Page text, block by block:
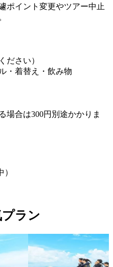
ポイント変更やツアー中止
ださい）
・着替え・飲み物
場合は300円別途かかりま
ラン